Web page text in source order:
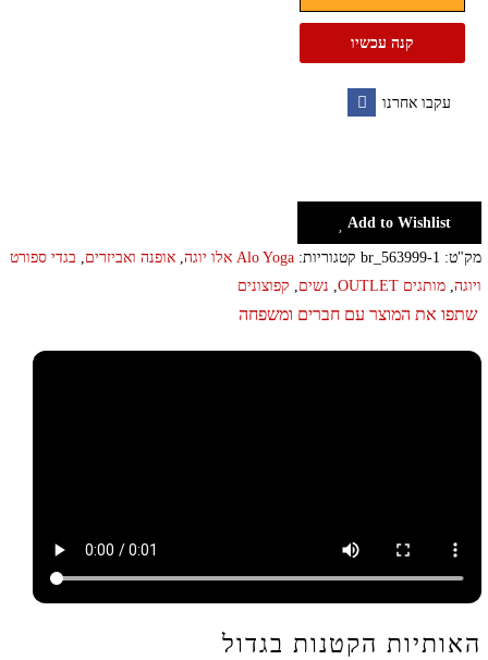
נשים
alo
קנה עכשיו
עקבו אחרנו
Add to Wishlist
מק"ט: br_563999-1 קטגוריות: Alo Yoga אלו יוגה אופנה ואביזרים
בגדי ספורט
ויוגה מותגים OUTLET נשים קפוצונים
שתפו את המוצר עם חברים ומשפחה
האותיות הקטנות בגדול